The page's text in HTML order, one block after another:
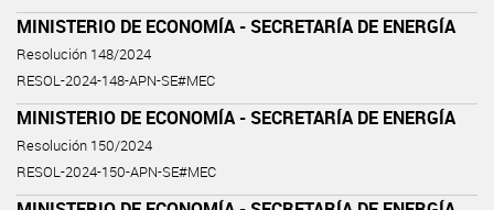
MINISTERIO DE ECONOMÍA - SECRETARÍA DE ENERGÍA
Resolución 148/2024
RESOL-2024-148-APN-SE#MEC
MINISTERIO DE ECONOMÍA - SECRETARÍA DE ENERGÍA
Resolución 150/2024
RESOL-2024-150-APN-SE#MEC